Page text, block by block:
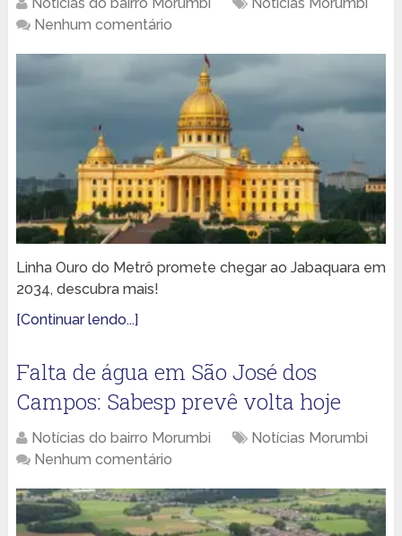
Nenhum comentário
Linha Ouro do Metrô promete chegar ao Jabaquara em
2034, descubra mais!
[Continuar lendo...]
Falta de água em São José dos
Campos: Sabesp prevê volta hoje
Notícias do bairro Morumbi
Notícias Morumbi
Nenhum comentário